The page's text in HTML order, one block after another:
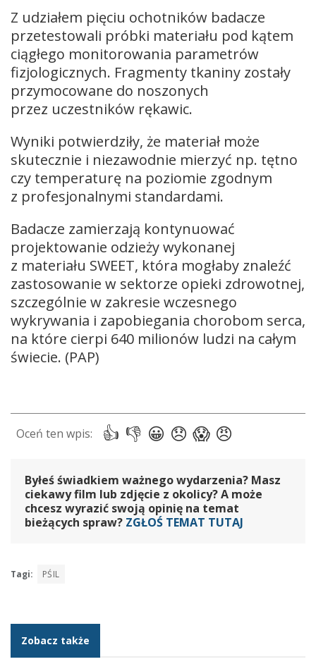
Z udziałem pięciu ochotników badacze
przetestowali próbki materiału pod kątem
ciągłego monitorowania parametrów
fizjologicznych. Fragmenty tkaniny zostały
przymocowane do noszonych
przez uczestników rękawic.
Wyniki potwierdziły, że materiał może
skutecznie i niezawodnie mierzyć np. tętno
czy temperaturę na poziomie zgodnym
z profesjonalnymi standardami.
Badacze zamierzają kontynuować
projektowanie odzieży wykonanej
z materiału SWEET, która mogłaby znaleźć
zastosowanie w sektorze opieki zdrowotnej,
szczególnie w zakresie wczesnego
wykrywania i zapobiegania chorobom serca,
na które cierpi 640 milionów ludzi na całym
świecie. (PAP)
Byłeś świadkiem ważnego wydarzenia? Masz
ciekawy film lub zdjęcie z okolicy? A może
chcesz wyrazić swoją opinię na temat
bieżących spraw? ZGŁOŚ TEMAT TUTAJ
Tagi: PŚIL
Zobacz także